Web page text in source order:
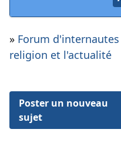
» Forum
religion et l'actualité
Poster un nouveau
sujet